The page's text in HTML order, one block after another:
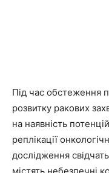
Під час обстеження
розвитку ракових
на наявність
реплікації
дослідження